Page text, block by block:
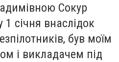
Сокур
1 січня внаслідок
був моїм
і викладачем під